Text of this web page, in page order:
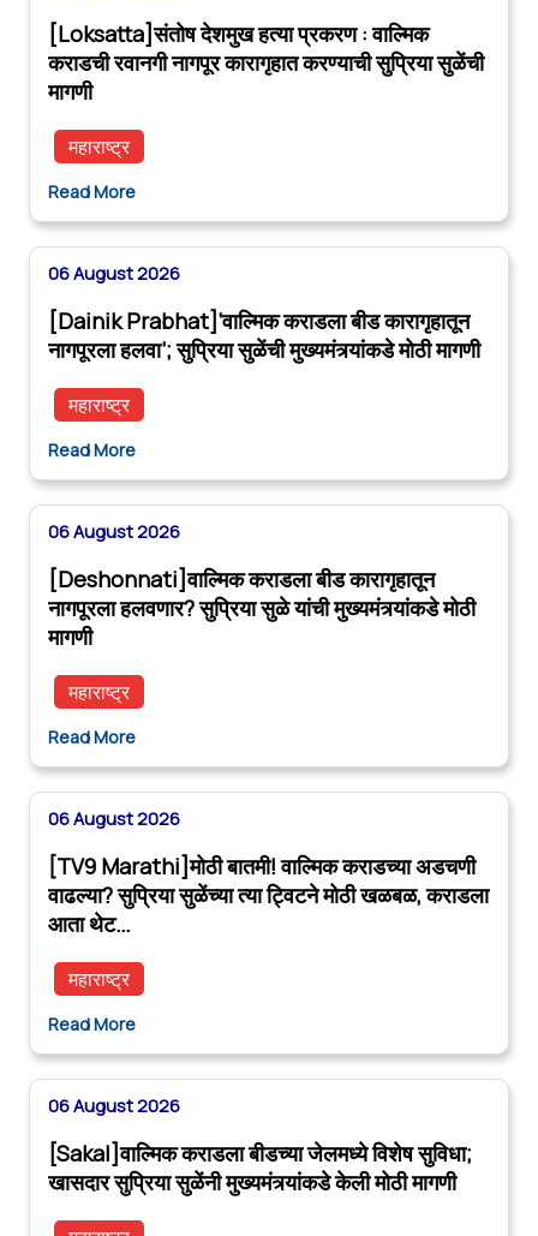
[Loksatta]संतोष देशमुख हत्या प्रकरण : वाल्मिक
कराडची रवानगी नागपूर कारागृहात करण्याची सुप्रिया सुळेंची
मागणी
महाराष्ट्र
Read More
06 August 2026
[Dainik Prabhat]‘वाल्मिक कराडला बीड कारागृहातून
नागपूरला हलवा’; सुप्रिया सुळेंची मुख्यमंत्र्यांकडे मोठी मागणी
महाराष्ट्र
Read More
06 August 2026
[Deshonnati]वाल्मिक कराडला बीड कारागृहातून
नागपूरला हलवणार? सुप्रिया सुळे यांची मुख्यमंत्र्यांकडे मोठी
मागणी
महाराष्ट्र
Read More
06 August 2026
[TV9 Marathi]मोठी बातमी! वाल्मिक कराडच्या अडचणी
वाढल्या? सुप्रिया सुळेंच्या त्या ट्विटने मोठी खळबळ, कराडला
आता थेट…
महाराष्ट्र
Read More
06 August 2026
[Sakal]वाल्मिक कराडला बीडच्या जेलमध्ये विशेष सुविधा;
खासदार सुप्रिया सुळेंनी मुख्यमंत्र्यांकडे केली मोठी मागणी